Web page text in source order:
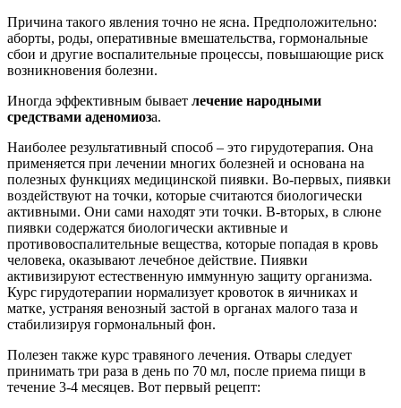
Причина такого явления точно не ясна. Предположительно:
аборты, роды, оперативные вмешательства, гормональные
сбои и другие воспалительные процессы, повышающие риск
возникновения болезни.
Иногда эффективным бывает лечение народными
средствами аденомиоза.
Наиболее результативный способ – это гирудотерапия. Она
применяется при лечении многих болезней и основана на
полезных функциях медицинской пиявки. Во-первых, пиявки
воздействуют на точки, которые считаются биологически
активными. Они сами находят эти точки. В-вторых, в слюне
пиявки содержатся биологически активные и
противовоспалительные вещества, которые попадая в кровь
человека, оказывают лечебное действие. Пиявки
активизируют естественную иммунную защиту организма.
Курс гирудотерапии нормализует кровоток в яичниках и
матке, устраняя венозный застой в органах малого таза и
стабилизируя гормональный фон.
Полезен также курс травяного лечения. Отвары следует
принимать три раза в день по 70 мл, после приема пищи в
течение 3-4 месяцев. Вот первый рецепт: